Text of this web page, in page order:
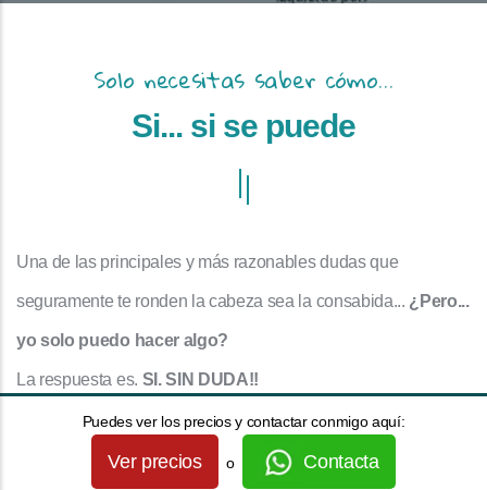
Solo necesitas saber cómo...
Si... si se puede
Una de las principales y más razonables dudas que
seguramente te ronden la cabeza sea la consabida... ¿Pero...
yo solo puedo hacer algo?
La respuesta es. SI. SIN DUDA!!
Esto te lo digo por un lado por las cientos de persdonas que
han realizado ya nuestros programas y han resuleto sus
Puedes ver los precios y contactar conmigo aquí:
Ver precios o Contacta